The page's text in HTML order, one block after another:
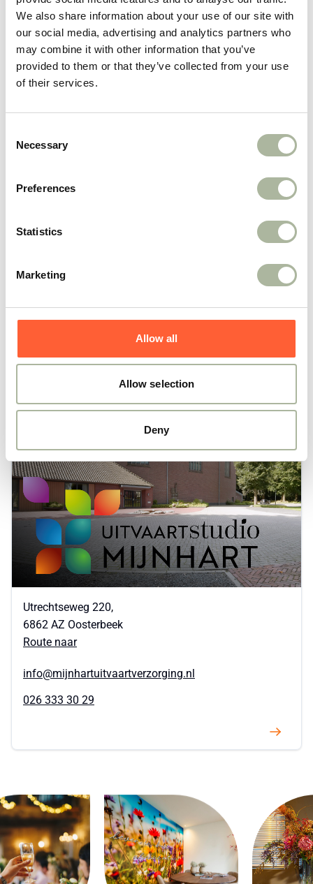
We also share information about your use of our site with
our social media, advertising and analytics partners who
may combine it with other information that you’ve
provided to them or that they’ve collected from your use
of their services.
Selection
Necessary
Preferences
Statistics
Marketing
Allow all
Allow selection
Deny
Utrechtseweg 220,
6862 AZ Oosterbeek
Route naar
info@mijnhartuitvaartverzorging.nl
026 333 30 29